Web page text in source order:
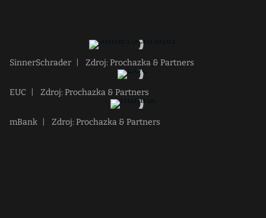
SinnerSchrader Zdroj: Prochazka & Partners
EUC Zdroj: Prochazka & Partners
mBank Zdroj: Prochazka & Partners